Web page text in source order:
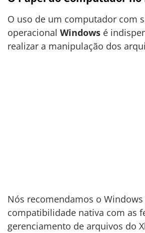
O uso de um computador com
operacional Windows é
realizar a manipulação dos
Nós recomendamos o
compatibilidade nativa com as
gerenciamento de arquivos do